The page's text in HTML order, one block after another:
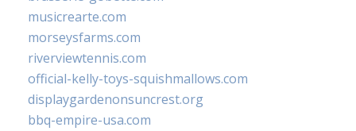
musicrearte.com
morseysfarms.com
riverviewtennis.com
official-kelly-toys-squishmallows.com
displaygardenonsuncrest.org
bbq-empire-usa.com